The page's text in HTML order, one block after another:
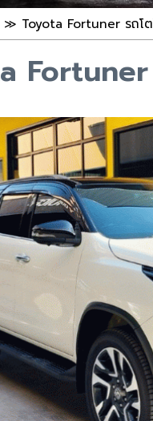
≫ Toyota Fortuner รถโ